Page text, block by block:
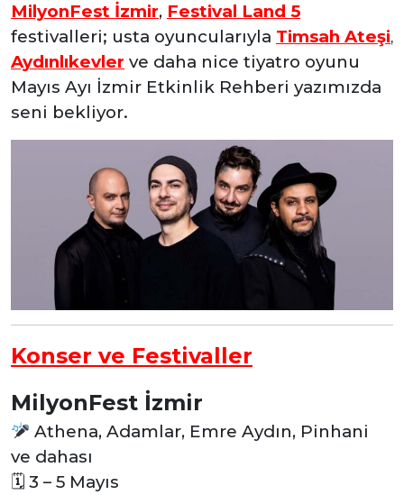
MilyonFest İzmir, Festival Land 5
festivalleri; usta oyuncularıyla Timsah Ateşi,
Aydınlıkevler ve daha nice tiyatro oyunu
Mayıs Ayı İzmir Etkinlik Rehberi yazımızda
seni bekliyor.
Konser ve Festivaller
MilyonFest İzmir
Athena, Adamlar, Emre Aydın, Pinhani
ve dahası
🗓 3 – 5 Mayıs